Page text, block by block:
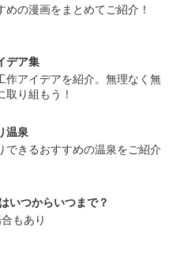
めの漫画をまとめてご紹介！
デア集
作アイデアを紹介。無理なく無
り組もう！
温泉
できるおすすめの温泉をご紹介
いつからいつまで？
もあり